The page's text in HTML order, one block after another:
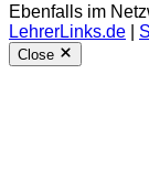
Ebenfalls im
LehrerLinks.de
Close